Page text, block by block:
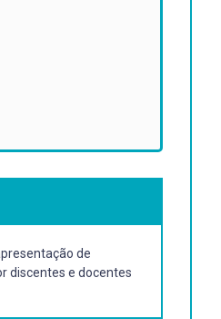
de
discentes e docentes